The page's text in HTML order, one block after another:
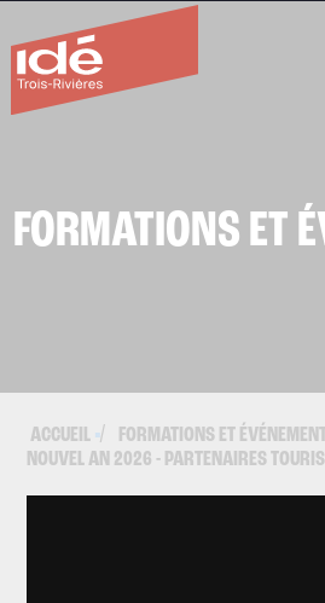
FORMATIONS ET
ACCUEIL ▪ FORMATIONS ET
NOUVEL AN 2026 - PARTENAIRES